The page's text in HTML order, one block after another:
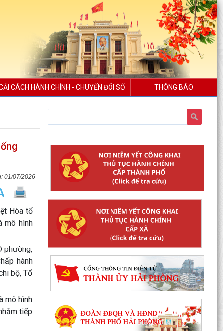
CÁCH HÀNH CHÍNH - CHUYỂN ĐỔI SỐ THÔNG BÁO
01/07/2026
Hòa tổ
mô hình
phường,
hành
bộ, Tổ
mô hình
tiếp